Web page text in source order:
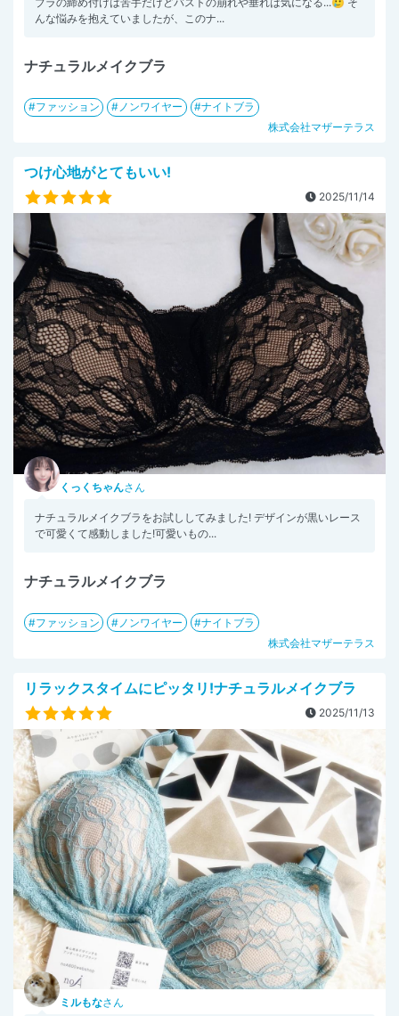
んな悩みを抱えていましたが、このナ...
ナチュラルメイクブラ
ファッション ノンワイヤー
ナイトブラ
株式会社マザーテラス
つけ心地がとてもいい!
2025/11/14
くっくちゃんさん
ナチュラルメイクブラをお試ししてみました! デザインが黒いレース
で可愛くて感動しました!可愛いもの...
ナチュラルメイクブラ
ファッション ノンワイヤー
ナイトブラ
株式会社マザーテラス
リラックスタイムにピッタリ!ナチュラルメイクブラ
2025/11/13
ミルもなさん